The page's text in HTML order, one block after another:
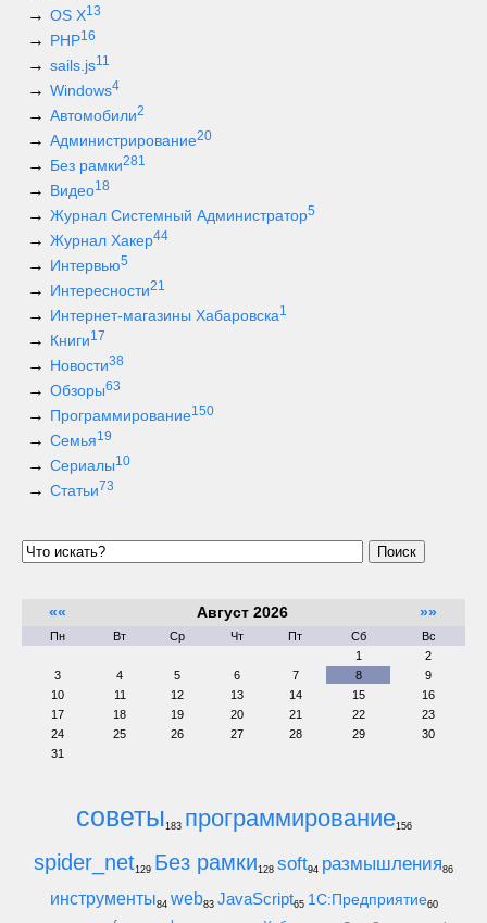
OS X13
PHP16
sails.js11
Windows4
Автомобили2
Администрирование20
Без рамки281
Видео18
Журнал Системный Администратор5
Журнал Хакер44
Интервью5
Интересности21
Интернет-магазины Хабаровска1
Книги17
Новости38
Обзоры63
Программирование150
Семья19
Сериалы10
Статьи 73
Поиск
«« Август 2026 »»
Пн Вт Ср Чт Пт Сб
Вс
1
2
3
4 5 6 7 8
9
10
11 12 13 14 15
16
17
18 19 20 21 22
23
24
25 26 27 28 29
30
31
советы183 программирование156
spider_net129 Без рамки128 soft94 размышления86
инструменты84 web83 JavaScript65 1С:Предприятие60